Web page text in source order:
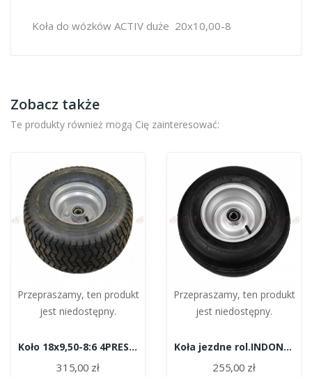
Koła do wózków ACTIV duże 20x10,00-8
Zobacz także
Te produkty również mogą Cię zainteresować:
Przepraszamy, ten produkt
jest niedostępny.
Koło 18x9,50-8:6 4PREST52
315,00 zł
Przepraszamy, ten produkt
jest niedostępny.
Koła jezdne rol.INDON 16x6,50-8 kpl. 6PR ST31
255,00 zł